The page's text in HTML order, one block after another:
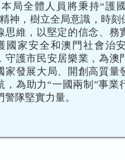
全體人員將秉持“護
神，樹立全局意識，時刻
思維，以堅定的信念、務
國家安全和澳門社會治
守護市民安居樂業，為澳
家發展大局、開創高質量
，為助力“一國兩制”事業
警隊堅實力量。